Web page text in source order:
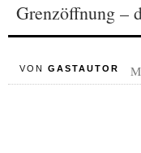
Grenzöffnung –
VON GASTAUTOR